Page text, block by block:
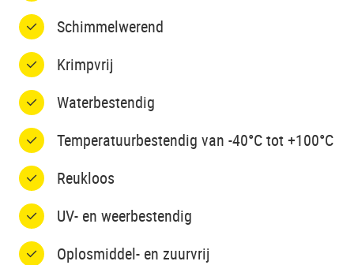
Schimmelwerend
Krimpvrij
Waterbestendig
Temperatuurbestendig van -40°C tot +100°C
Reukloos
UV- en weerbestendig
Oplosmiddel- en zuurvrij